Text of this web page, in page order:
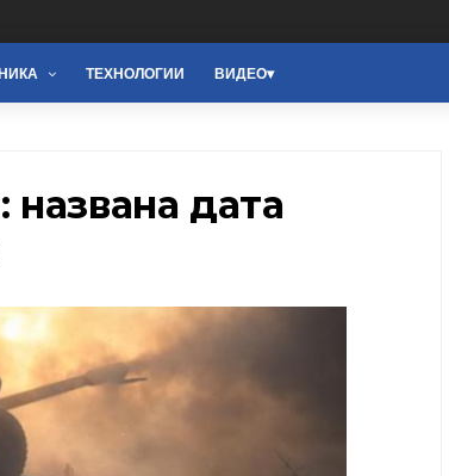
ТЕХНОЛОГИИ ВИДЕО
дата